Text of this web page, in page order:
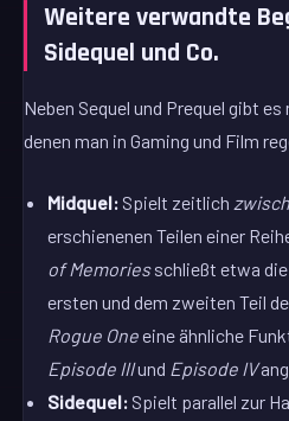
Weitere verwandte
Sidequel und Co.
Neben Sequel und Prequel gibt
denen man in Gaming und Film
Midquel: Spielt zeitlich
erschienenen Teilen einer
of Memoriesschließt etwa
ersten und dem zweiten Teil
Rogue Oneeine ähnliche
Episode IIIund Episode IV
Sidequel: Spielt parallel zur